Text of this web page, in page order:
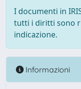
I documenti in
tutti i diritti sono
indicazione.
Informazioni